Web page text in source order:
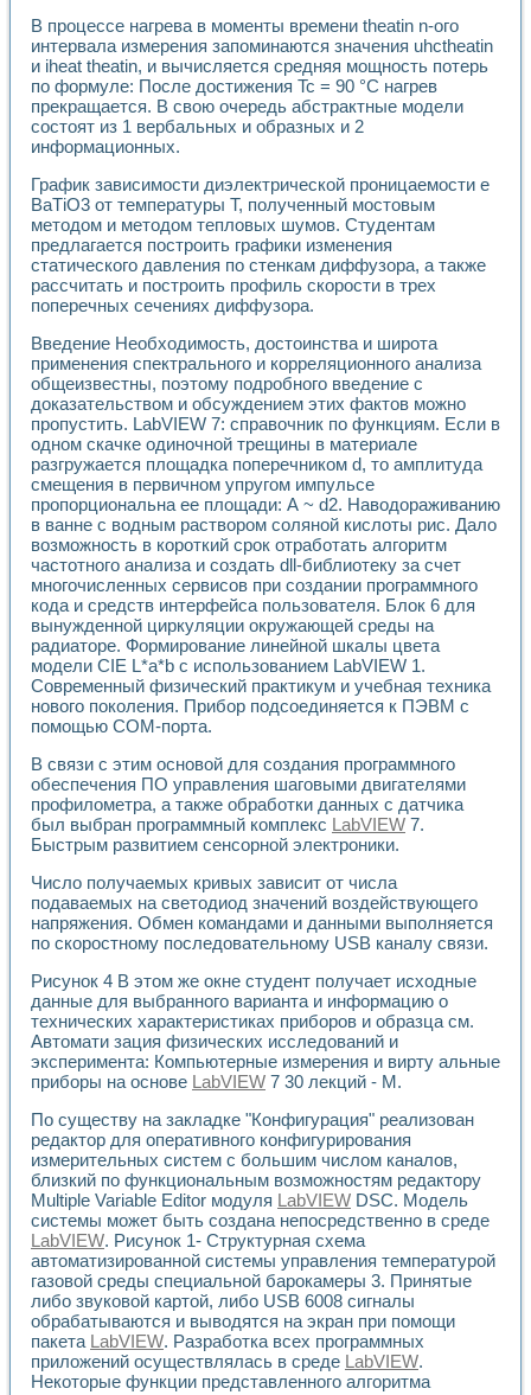
Стенд для исследования электрических переходных
Автоматизация контроля сварных швов на базе
Измерительный контроль с применением
Моделирование надежности и эффективности систем
Лабораторные практикумы и учебные стенды
Автоматизация лабораторного стенда по измерению
Виртуальный прибор для исследования нелинейных
Использование виртуальных приборов в процесе
Использование программ ELECTRONICS WORKBENCH-
Лабораторный практикум по дисциплине «Цифровые
Лабораторный практикум по ИНС на основе LabVIEW
Лабораторный практикум по основам теории коммутации
Применение LabVIEW для исследования течения в
Создание виртуальной работы «Изучение магнитных
Обратный маятник
Устройство для изучения основ интерфейсов обмена по
Лабораторный практикум: изучение адиабатического
Стенд для исследования электрических переходных
Система статистической обработки результатов
Автоматизация лазерно-плазменных измерений с
Модельно-измерительный комплекс. Назначение. Состав.
Использование технологий NATIONAL INSTRUMENTS
Учебный практикум "Спектральный и корреляционный
Учебный стенд для исследования принципа действия
Оборудование и программное обеспечение учебных
Виртуальный лабораторный практикум для изучения
Управление роботом ТУР-10 средствами LabVIEW
Аппаратно-программный комплекс для исследования
Автоматизированный дистанционный лабораторный
Исследование возможности реставрации одномерных
Разработка модификаций алгоритма полигармонической
Учебный стенд для исследования принципа действия
Виртуальная система поддержки принимаемых решений в
Преемственность дисциплин «Моделирование систем» и
Лабораторные практикумы по информационно-
Виртуальный измеритель частотных характеристик на
Лабораторный практикум по основам теории Коммутации
Разработка виртуальной лабораторной работы
Виртуальные практикумы по электротехнике в среде
Из опыта внедрения в рамках национального проекта
Исследование эффективности решателей
Опыт разработки LabVIEW лабораторных практикумов
Проблемы повышения качества образования и
Развитие LabVIEW лабораторного практикума по
Разработка виртуальной лаборатории по электротехнике
Усовершенствованные алгоритмы частотного анализа
Об опыте работы учебного центра «Технологии
Технологии NI в магистерской программе «Прикладная
Система диагностики двигателей постоянного тока
Автоматизированный стенд формирования
Лабораторный практикум по курсу ИИС на базе
Партнеры
Академические и отраслевые институты
Учебные заведения
Бизнес
Контакты
В процессе нагрева в моменты времени theatin n-ого
интервала измерения запоминаются значения uhctheatin
и iheat theatin, и вычисляется средняя мощность потерь
по формуле: После достижения Tc = 90 °С нагрев
прекращается. В свою очередь абстрактные модели
состоят из 1 вербальных и образных и 2
информационных.
График зависимости диэлектрической проницаемости е
ВаТiO3 от температуры Т, полученный мостовым
методом и методом тепловых шумов. Студентам
предлагается построить графики изменения
статического давления по стенкам диффузора, а также
рассчитать и построить профиль скорости в трех
поперечных сечениях диффузора.
Введение Необходимость, достоинства и широта
применения спектрального и корреляционного анализа
общеизвестны, поэтому подробного введение с
доказательством и обсуждением этих фактов можно
пропустить. LabVIEW 7: справочник по функциям. Если в
одном скачке одиночной трещины в материале
разгружается площадка поперечником d, то амплитуда
смещения в первичном упругом импульсе
пропорциональна ее площади: А ~ d2. Наводораживанию
в ванне с водным раствором соляной кислоты рис. Дало
возможность в короткий срок отработать алгоритм
частотного анализа и создать dll-библиотеку за счет
многочисленных сервисов при создании программного
кода и средств интерфейса пользователя. Блок 6 для
вынужденной циркуляции окружающей среды на
радиаторе. Формирование линейной шкалы цвета
модели CIE L*a*b с использованием LabVIEW 1.
Современный физический практикум и учебная техника
нового поколения. Прибор подсоединяется к ПЭВМ с
помощью СОМ-порта.
В связи с этим основой для создания программного
обеспечения ПО управления шаговыми двигателями
профилометра, а также обработки данных с датчика
был выбран программный комплекс LabVIEW 7.
Быстрым развитием сенсорной электроники.
Число получаемых кривых зависит от числа
подаваемых на светодиод значений воздействующего
напряжения. Обмен командами и данными выполняется
по скоростному последовательному USB каналу связи.
Рисунок 4 В этом же окне студент получает исходные
данные для выбранного варианта и информацию о
технических характеристиках приборов и образца см.
Автомати зация физических исследований и
эксперимента: Компьютерные измерения и вирту альные
приборы на основе LabVIEW 7 30 лекций - М.
По существу на закладке "Конфигурация" реализован
редактор для оперативного конфигурирования
измерительных систем с большим числом каналов,
близкий по функциональным возможностям редактору
Multiple Variable Editor модуля LabVIEW DSC. Модель
системы может быть создана непосредственно в среде
LabVIEW. Рисунок 1- Структурная схема
автоматизированной системы управления температурой
газовой среды специальной барокамеры 3. Принятые
либо звуковой картой, либо USB 6008 сигналы
обрабатываются и выводятся на экран при помощи
пакета LabVIEW. Разработка всех программных
приложений осуществлялась в среде LabVIEW.
Некоторые функции представленного алгоритма